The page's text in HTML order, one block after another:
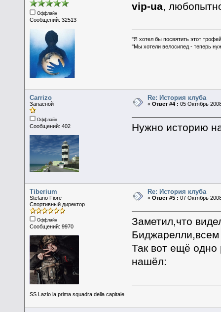
Оффлайн
Сообщений: 32513
vip-ua,
"Я хотел бы посвятить этот
"Мы хотели велосипед - теперь
Carrizo
Запасной
Оффлайн
Сообщений: 402
Re: История клуба
«Ответ #4 : 05 Октябрь
Нужно историю
Tiberium
Stefano Fiore
Спортивный директор
Оффлайн
Сообщений: 9970
SS Lazio la prima squadra della capitale
Re: История клуба
«Ответ #5 : 07 Октябрь
Заметил,что
Так вот ещё одно
нашёл: